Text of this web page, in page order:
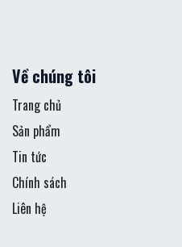
Về chúng tôi
Trang chủ
Sản phẩm
Tin tức
Chính sách
Liên hệ